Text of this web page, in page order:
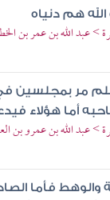
هم دنياه
> عبد الله بن عمر
مر بمجلسين
أما هؤلاء
> عبد الله بن عمرو
والوهط فأما